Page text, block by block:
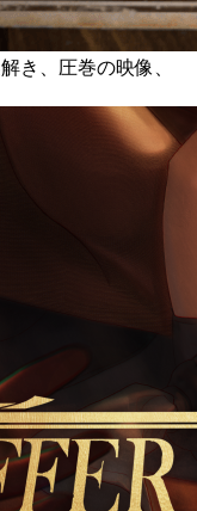
き、圧巻の映像、